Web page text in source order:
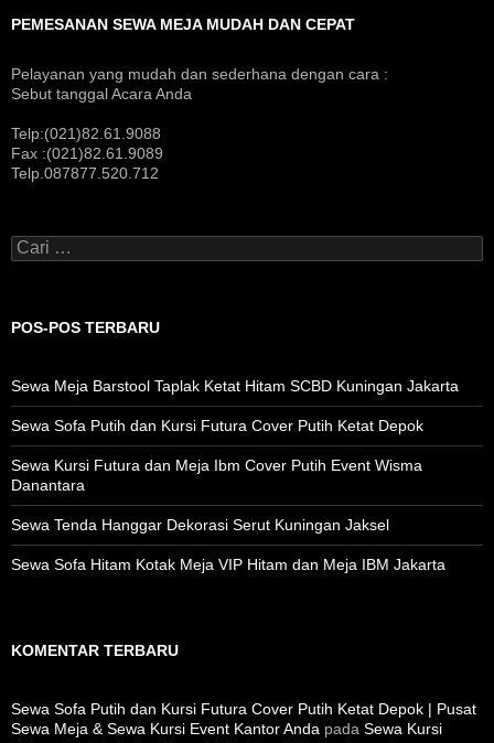
PEMESANAN SEWA MEJA MUDAH DAN CEPAT
Pelayanan yang mudah dan sederhana dengan cara :
Sebut tanggal Acara Anda
Telp:(021)82.61.9088
Fax :(021)82.61.9089
Telp.087877.520.712
Cari
untuk:
POS-POS TERBARU
Sewa Meja Barstool Taplak Ketat Hitam SCBD Kuningan Jakarta
Sewa Sofa Putih dan Kursi Futura Cover Putih Ketat Depok
Sewa Kursi Futura dan Meja Ibm Cover Putih Event Wisma
Danantara
Sewa Tenda Hanggar Dekorasi Serut Kuningan Jaksel
Sewa Sofa Hitam Kotak Meja VIP Hitam dan Meja IBM Jakarta
KOMENTAR TERBARU
Sewa Sofa Putih dan Kursi Futura Cover Putih Ketat Depok | Pusat
Sewa Meja & Sewa Kursi Event Kantor Anda pada Sewa Kursi